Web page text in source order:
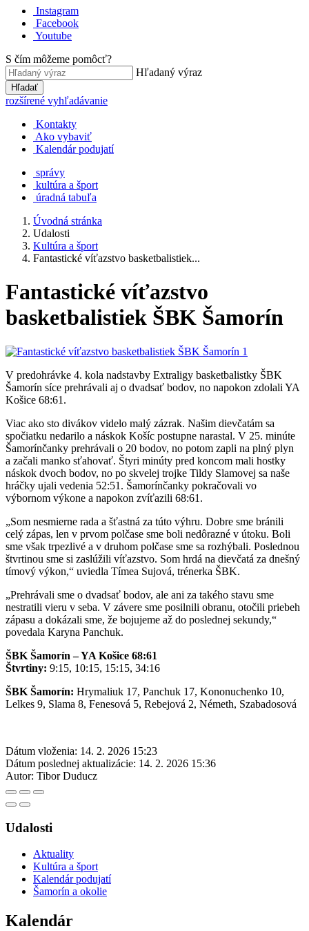
Instagram
Facebook
Youtube
S čím môžeme pomôcť?
Hľadaný výraz
Hľadať
rozšírené vyhľadávanie
Kontakty
Ako vybaviť
Kalendár podujatí
správy
kultúra a šport
úradná tabuľa
Úvodná stránka
Udalosti
Kultúra a šport
Fantastické víťazstvo basketbalistiek...
Fantastické víťazstvo
basketbalistiek ŠBK Šamorín
V predohrávke 4. kola nadstavby Extraligy basketbalistky ŠBK
Šamorín síce prehrávali aj o dvadsať bodov, no napokon zdolali YA
Košice 68:61.
Viac ako sto divákov videlo malý zázrak. Našim dievčatám sa
spočiatku nedarilo a náskok Košíc postupne narastal. V 25. minúte
Šamorínčanky prehrávali o 20 bodov, no potom zapli na plný plyn
a začali manko sťahovať. Štyri minúty pred koncom mali hostky
náskok dvoch bodov, no po skvelej trojke Tildy Slamovej sa naše
hráčky ujali vedenia 52:51. Šamorínčanky pokračovali vo
výbornom výkone a napokon zvíťazili 68:61.
„Som nesmierne rada a šťastná za túto výhru. Dobre sme bránili
celý zápas, len v prvom polčase sme boli nedôrazné v útoku. Boli
sme však trpezlivé a v druhom polčase sme sa rozhýbali. Poslednou
štvrtinou sme si zaslúžili víťazstvo. Som hrdá na dievčatá za dnešný
tímový výkon,“ uviedla Tímea Sujová, trénerka ŠBK.
„Prehrávali sme o dvadsať bodov, ale ani za takého stavu sme
nestratili vieru v seba. V závere sme posilnili obranu, otočili priebeh
zápasu a dokázali sme, že bojujeme až do poslednej sekundy,“
povedala Karyna Panchuk.
ŠBK Šamorín – YA Košice 68:61
Štvrtiny: 9:15, 10:15, 15:15, 34:16
ŠBK Šamorín: Hrymaliuk 17, Panchuk 17, Kononuchenko 10,
Lelkes 9, Slama 8, Fenesová 5, Rebejová 2, Németh, Szabadosová
Dátum vloženia: 14. 2. 2026 15:23
Dátum poslednej aktualizácie: 14. 2. 2026 15:36
Autor: Tibor Duducz
Udalosti
Aktuality
Kultúra a šport
Kalendár podujatí
Šamorín a okolie
Kalendár